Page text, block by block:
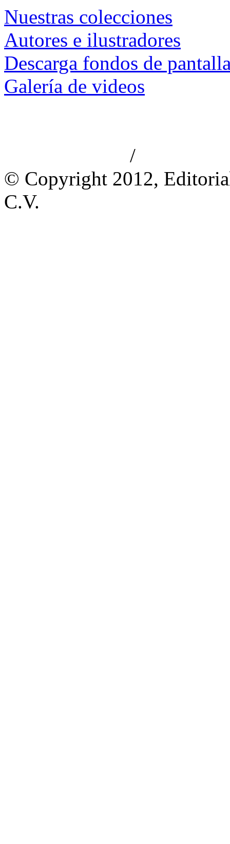
Nuestras colecciones
Autores e ilustradores
Descarga fondos de
Galería de videos
/
© Copyright 2012,
C.V.